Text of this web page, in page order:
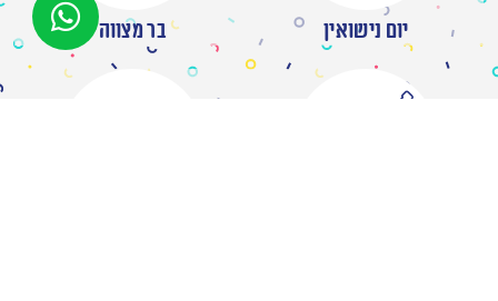
יום נישואין בר מצווה